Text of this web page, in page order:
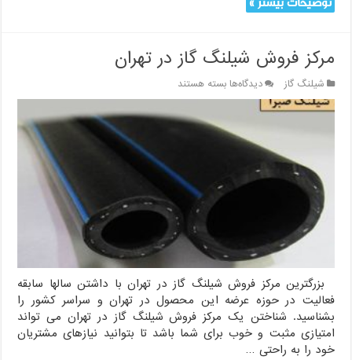
مرکز فروش شیلنگ گاز در تهران
شیلنگ گاز دیدگاه‌هابرای
مرکز
شیلنگ
گاز
بسته هستند
بزرگترین مرکز فروش شیلنگ گاز در تهران با داشتن سالها سابقه
فعالیت در حوزه عرضه این محصول در تهران و سراسر کشور را
بشناسید. شناختن یک مرکز فروش شیلنگ گاز در تهران می تواند
امتیازی مثبت و خوب برای شما باشد تا بتوانید نیازهای مشتریان
خود را به راحتی …